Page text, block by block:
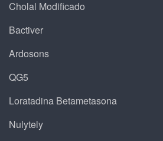
Cholal Modificado
Bactiver
Ardosons
QG5
Loratadina Betametasona
Nulytely